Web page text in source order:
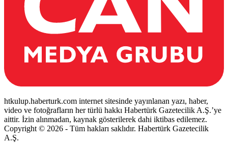
htkulup.haberturk.com internet sitesinde yayınlanan yazı, haber,
video ve fotoğrafların her türlü hakkı Habertürk Gazetecilik A.Ş.’ye
aittir. İzin alınmadan, kaynak gösterilerek dahi iktibas edilemez.
Copyright © 2026 - Tüm hakları saklıdır. Habertürk Gazetecilik
A.Ş.